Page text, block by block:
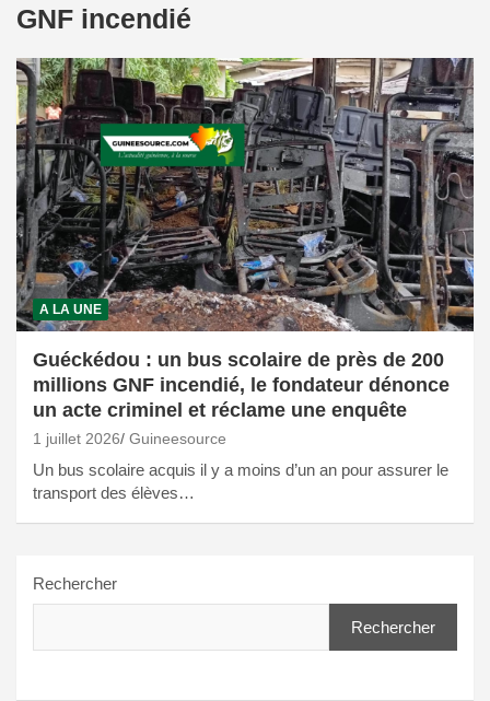
GNF incendié
A LA UNE
Guéckédou : un bus scolaire de près de 200
millions GNF incendié, le fondateur dénonce
un acte criminel et réclame une enquête
1 juillet 2026 Guineesource
Un bus scolaire acquis il y a moins d’un an pour assurer le
transport des élèves…
Rechercher
Rechercher